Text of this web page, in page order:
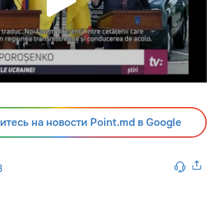
на новости Point.md в Google